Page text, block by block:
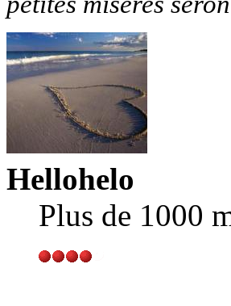
Hellohelo
Plus de 1000